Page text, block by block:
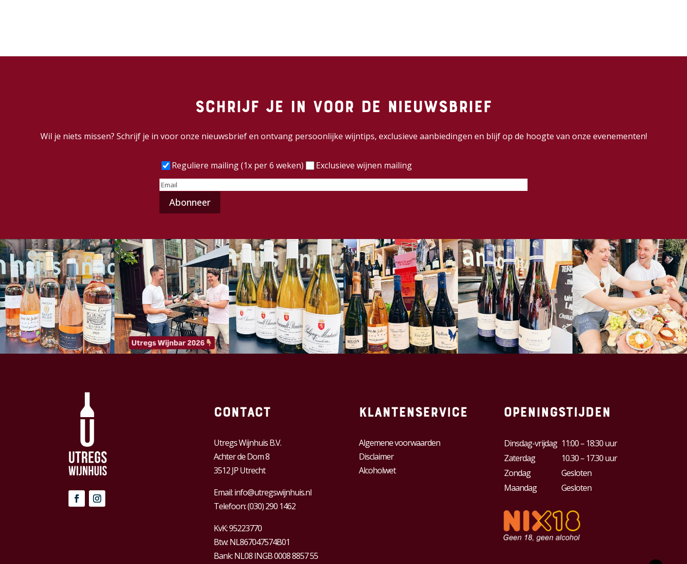
Schrijf je in voor de nieuwsbrief
Wil je niets missen? Schrijf je in voor onze nieuwsbrief en ontvang persoonlijke wijntips, exclusieve aanbiedingen en blijf op de hoogte van onze evenementen!
Frequentie(Vereist)
Reguliere mailing (1x per 6 weken)
Exclusieve wijnen mailing
E-
mailadres
Contact
Utregs Wijnhuis B.V.
Achter de Dom 8
3512 JP Utrecht
Email:info@utregswijnhuis.nl
Telefoon:(030) 290 1462
KvK:95223770
Btw:NL867047574B01
Bank: NL08 INGB 0008 8857 55
Klantenservice
Algemene voorwaarden
Disclaimer
Alcoholwet
Openingstijden
Dinsdag-vrijdag 11:00 – 18:30 uur
Zaterdag
10.30 – 17.30 uur
Zondag
Gesloten
Maandag
Gesloten